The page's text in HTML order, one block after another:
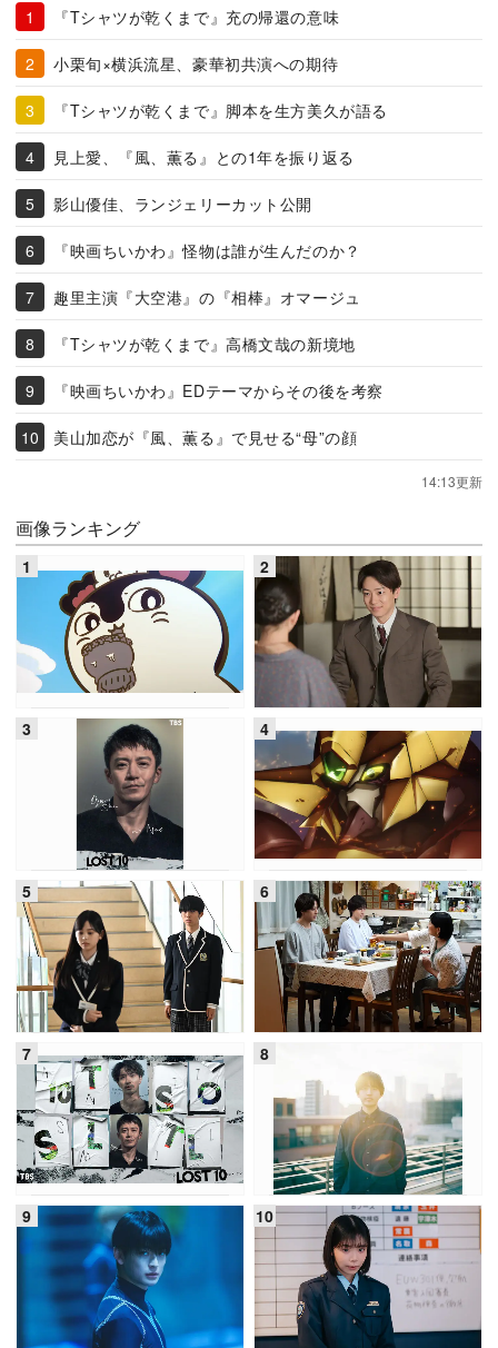
『Tシャツが乾くまで』充の帰還の意味
小栗旬×横浜流星、豪華初共演への期待
『Tシャツが乾くまで』脚本を生方美久が語る
見上愛、『風、薫る』との1年を振り返る
影山優佳、ランジェリーカット公開
『映画ちいかわ』怪物は誰が生んだのか？
趣里主演『大空港』の『相棒』オマージュ
『Tシャツが乾くまで』高橋文哉の新境地
『映画ちいかわ』EDテーマからその後を考察
美山加恋が『風、薫る』で見せる“母”の顔
14:13更新
画像ランキング